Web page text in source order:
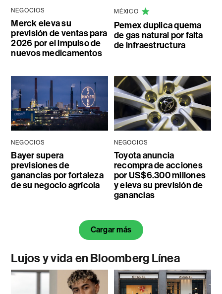
NEGOCIOS
Merck eleva su
previsión de ventas para
2026 por el impulso de
nuevos medicamentos
MÉXICO
Pemex duplica quema
de gas natural por falta
de infraestructura
NEGOCIOS
Bayer supera
previsiones de
ganancias por fortaleza
de su negocio agrícola
NEGOCIOS
Toyota anuncia
recompra de acciones
por US$6.300 millones
y eleva su previsión de
ganancias
Cargar más
Lujos y vida en Bloomberg Línea